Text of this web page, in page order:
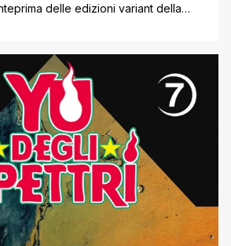
delle edizioni variant della
come Gachiakuta, Lili-Men,
X6 ' Crucisix e tanti altri. Ecco di
manga Star [']